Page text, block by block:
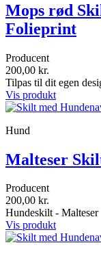
Mops rød
Folieprint
Producent
200,00 kr.
Tilpas til dit egen
Vis produkt
Hund
Malteser
Producent
200,00 kr.
Hundeskilt - Malteser
Vis produkt